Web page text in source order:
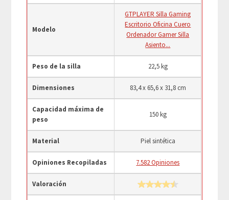
Modelo
GTPLAYER Silla Gaming
Escritorio Oficina Cuero
Ordenador Gamer Silla
Asiento...
Peso de la silla 22,5 kg
Dimensiones 83,4 x 65,6 x 31,8 cm
Capacidad máxima de
peso
150 kg
Material Piel sintética
Opiniones Recopiladas 7.582 Opiniones
Valoración